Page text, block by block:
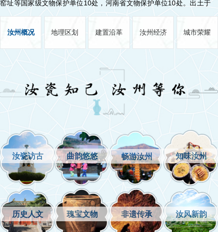
窑址等国家级文物保护单位10处，河南省文物保护单位10处。出土于
汝州的鹳鱼石斧图彩陶缸，是全国64件不可出国（境）展出文物之
一，也是迄今我国发现最早、最大的一幅陶画。原产于汝州的汝瓷，
位居宋代汝、官、哥、定、钧五大名瓷之首，素有“似玉非玉而胜玉”美
誉，宋徽宗曾题曰:“雨过天青云破处，这般颜色作将来”，古有“纵有家
财万贯，不如汝瓷一片”的说法。汝石质地细腻、坚硬，其底色如墨，
上呈赤、橙、黄、绿、青、兰、紫诸色构成天然梅花图案，素有“梅花
玉”之称。《汝帖》又称“兰亭序帖”，与《淳化阁帖》《泉州帖》《绛
州帖》并称中国四大名帖，被誉为“宋室之鸿宝”。汝瓷、汝石、汝帖，
并称“汝州三宝”，享誉海内外。诞生于汝州的曲剧，是河南第二大剧
种，入选全国非物质文化遗产保护名录。汝州人杰地灵，汉代宰相韩
安国、唐代诗人刘希夷出生于汝州，上古贤士许由、诗人李白、刘禹
锡、苏轼、苏辙在这里留下了许多传世佳话和优美诗篇。区位交通优
越。汝州位于郑州都市圈和洛阳都市圈交叉辐射地带。距离省会郑州
90公里、洛阳70公里、平顶山60公里，焦枝铁路贯穿南北，宁洛高
速、二广高速、林桐高速穿境而过，设有站场6个，同时汝唐高速、...
汝州概况 地理区划 建置沿革 汝州经济 城市荣耀
汝瓷访古 曲韵悠悠 畅游汝州 知味汝州
历史人文 瑰宝文物 非遗传承 汝风新韵